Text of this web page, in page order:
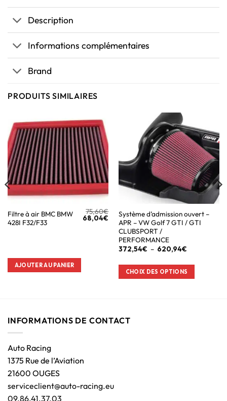
Description
Informations complémentaires
Brand
PRODUITS SIMILAIRES
Filtre à air BMC BMW
428I F32/F33
75,60€
68,04€
AJOUTER AU PANIER
Système d’admission ouvert –
APR – VW Golf 7 GTI / GTI
CLUBSPORT /
PERFORMANCE
372,54€ – 620,94€
CHOIX DES OPTIONS
INFORMATIONS DE CONTACT
Auto Racing
1375 Rue de l’Aviation
21600 OUGES
serviceclient@auto-racing.eu
09.86.41.37.03